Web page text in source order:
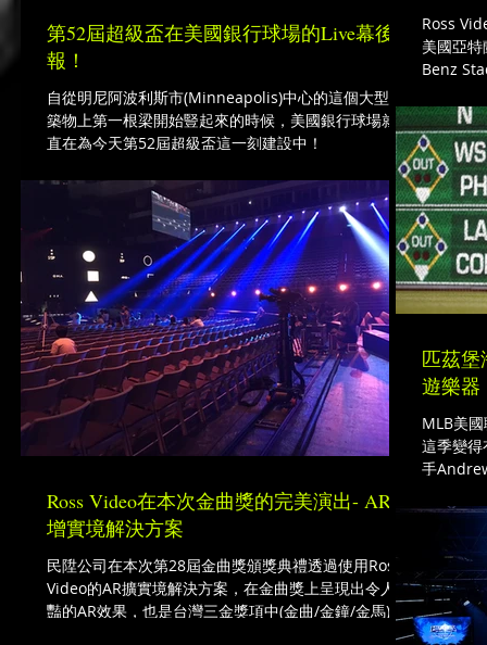
第52屆超級盃在美國銀行球場的Live幕後情
報！
自從明尼阿波利斯市(Minneapolis)中心的這個大型建
築物上第一根梁開始豎起來的時候，美國銀行球場就一
直在為今天第52屆超級盃這一刻建設中！
Ross
美國亞
Benz
巨屏，
Ross Video在本次金曲獎的完美演出- AR擴
增實境解決方案
民陞公司在本次第28屆金曲獎頒獎典禮透過使用Ross
Video的AR擴實境解決方案，在金曲獎上呈現出令人驚
豔的AR效果，也是台灣三金獎項中(金曲/金鐘/金馬)目
前唯一一次，也是第一次使用AR擴增實境來增加典禮
匹茲堡
遊樂器
MLB美
這季變
手